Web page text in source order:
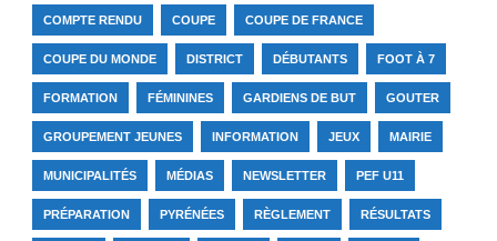
COMPTE RENDU COUPE COUPE DE FRANCE
COUPE DU MONDE DISTRICT DÉBUTANTS FOOT À 7
FORMATION FÉMININES GARDIENS DE BUT GOUTER
GROUPEMENT JEUNES INFORMATION JEUX MAIRIE
MUNICIPALITÉS MÉDIAS NEWSLETTER PEF U11
PRÉPARATION PYRÉNÉES RÈGLEMENT RÉSULTATS